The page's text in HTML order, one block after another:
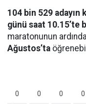
104 bin 529 adayın
günü saat 10.15’te
maratonunun
Ağustos’ta
0 0 0 0